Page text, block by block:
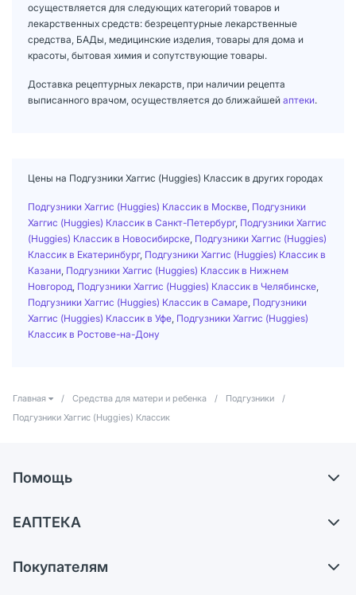
осуществляется для следующих категорий товаров и
лекарственных средств: безрецептурные лекарственные
средства, БАДы, медицинские изделия, товары для дома и
красоты, бытовая химия и сопутствующие товары.
Доставка рецептурных лекарств, при наличии рецепта
выписанного врачом, осуществляется до ближайшей аптеки.
Цены на Подгузники Хаггис (Huggies) Классик в других городах
Подгузники Хаггис (Huggies) Классик в Москве Подгузники
Хаггис (Huggies) Классик в Санкт-Петербург, Подгузники Хаггис
(Huggies) Классик в Новосибирске Подгузники Хаггис (Huggies)
Классик в Екатеринбург, Подгузники Хаггис (Huggies) Классик в
Казани Подгузники Хаггис (Huggies) Классик в Нижнем
Новгород Подгузники Хаггис (Huggies) Классик в Челябинске
Подгузники Хаггис (Huggies) Классик в Самаре Подгузники
Хаггис (Huggies) Классик в Уфе Подгузники Хаггис (Huggies)
Классик в Ростове-на-Дону
Главная / Средства для матери и ребенка / Подгузники
/
Подгузники Хаггис (Huggies) Классик
Помощь
Самовывоз из аптек
ЕАПТЕКА
Карьера
Покупателям